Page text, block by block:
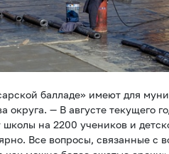
балладе» имеют для
округа. — В августе текущего
школы на 2200 учеников и
Все вопросы, связанные с